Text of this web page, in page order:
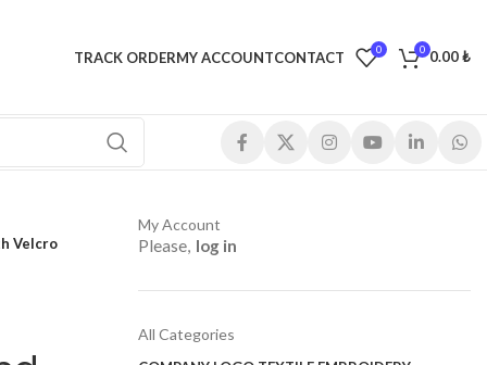
TRACK ORDERMY ACCOUNTCONTACT 0 0 0.00₺
Velcro
My Account
Please, log in
All Categories